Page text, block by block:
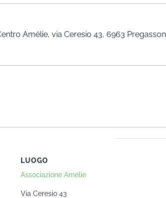
Amélie, via Ceresio 43, 6963
LUOGO
Associazione Amélie
Via Ceresio 43